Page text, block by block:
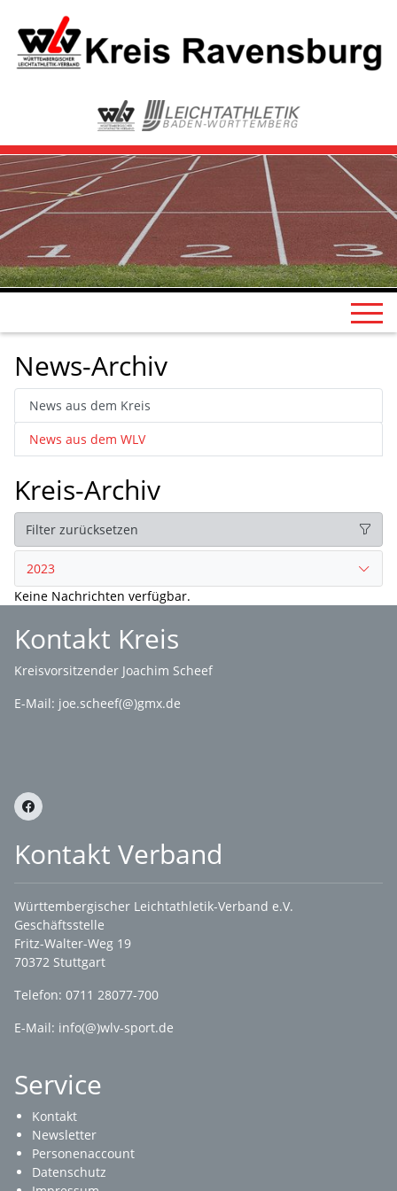
News-Archiv
News aus dem Kreis
News aus dem WLV
Kreis-Archiv
Filter zurücksetzen
2023
Keine Nachrichten verfügbar.
Kontakt Kreis
Kreisvorsitzender Joachim Scheef
E-Mail: joe.scheef(@)gmx.de
Kontakt Verband
Württembergischer Leichtathletik-Verband e.V.
Geschäftsstelle
Fritz-Walter-Weg 19
70372 Stuttgart
Telefon: 0711 28077-700
E-Mail: info(@)wlv-sport.de
Service
Kontakt
Newsletter
Personenaccount
Datenschutz